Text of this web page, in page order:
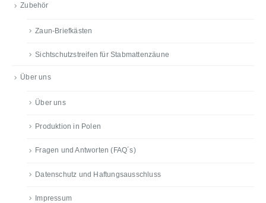
Zubehör
Zaun-Briefkästen
Sichtschutzstreifen für Stabmattenzäune
Über uns
Über uns
Produktion in Polen
Fragen und Antworten (FAQ´s)
Datenschutz und Haftungsausschluss
Impressum